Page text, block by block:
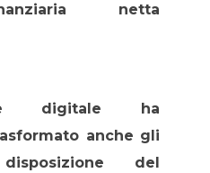
netta
digitale ha
anche gli
del